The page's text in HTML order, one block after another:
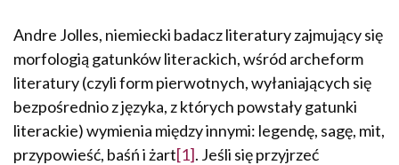
Andre Jolles, niemiecki badacz literatury zajmujący się
morfologią gatunków literackich, wśród archeform
literatury (czyli form pierwotnych, wyłaniających się
bezpośrednio z języka, z których powstały gatunki
literackie) wymienia między innymi: legendę, sagę, mit,
przypowieść, baśń i żart[1]. Jeśli się przyjrzeć